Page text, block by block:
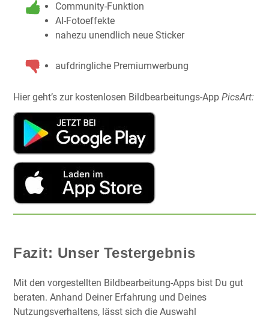
Community-Funktion
AI-Fotoeffekte
nahezu unendlich neue Sticker
aufdringliche Premiumwerbung
Hier geht’s zur kostenlosen Bildbearbeitungs-App PicsArt:
Fazit: Unser Testergebnis
Mit den vorgestellten Bildbearbeitung-Apps bist Du gut
beraten. Anhand Deiner Erfahrung und Deines
Nutzungsverhaltens, lässt sich die Auswahl